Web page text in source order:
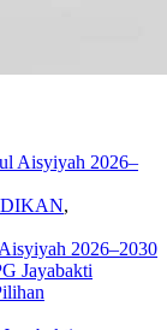
,
2026–2030